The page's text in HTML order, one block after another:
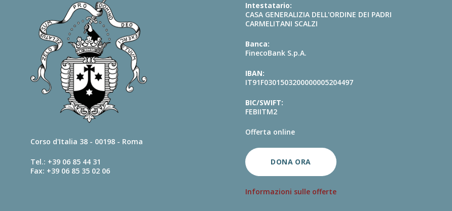
Corso d'Italia 38 - 00198 - Roma
Tel.: +39 06 85 44 31
Fax: +39 06 85 35 02 06
Intestatario:
CASA GENERALIZIA DELL'ORDINE DEI PADRI
CARMELITANI SCALZI
Banca:
FinecoBank S.p.A.
IBAN:
IT91F0301503200000005204497
BIC/SWIFT:
FEBIITM2
Offerta online
DONA ORA
Informazioni sulle offerte